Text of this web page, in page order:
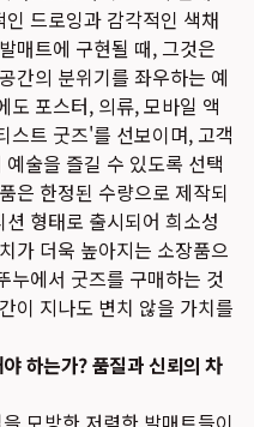
드로잉과 감각적인 색채
매트에 구현될 때, 그것은
간의 분위기를 좌우하는 예
도 포스터, 의류, 모바일 액
스트 굿즈'를 선보이며, 고객
술을 즐길 수 있도록 선택
은 한정된 수량으로 제작되
형태로 출시되어 희소성
가 더욱 높아지는 소장품으
누에서 굿즈를 구매하는 것
이 지나도 변치 않을 가치를
하는가? 품질과 신뢰의 차